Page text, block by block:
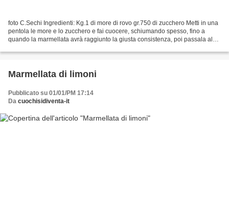
foto C.Sechi Ingredienti: Kg.1 di more di rovo gr.750 di zucchero Metti in una
pentola le more e lo zucchero e fai cuocere, schiumando spesso, fino a
quando la marmellata avrà raggiunto la giusta consistenza, poi passala al
Marmellata di limoni
Pubblicato su 01/01/PM 17:14
Da cuochisidiventa-it